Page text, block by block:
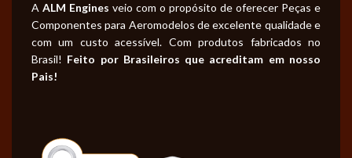
A ALM Engines veio com o propósito de oferecer Peças e
Componentes para Aeromodelos de excelente qualidade e
com um custo acessível. Com produtos fabricados no
Brasil! Feito por Brasileiros que acreditam em nosso
Pais!